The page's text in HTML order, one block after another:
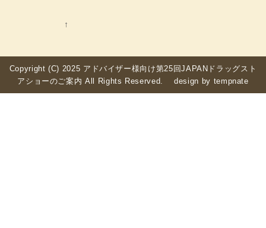
↑
Copyright (C) 2025 アドバイザー様向け第25回JAPANドラッグスト
アショーのご案内 All Rights Reserved. design by tempnate